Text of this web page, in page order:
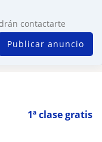
contactarte
Publicar anuncio
1ª clase gratis